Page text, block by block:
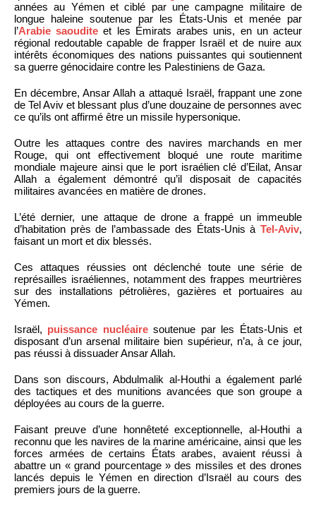
années au Yémen et ciblé par une campagne militaire de
longue haleine soutenue par les États-Unis et menée par
l’Arabie saoudite et les Émirats arabes unis, en un acteur
régional redoutable capable de frapper Israël et de nuire aux
intérêts économiques des nations puissantes qui soutiennent
sa guerre génocidaire contre les Palestiniens de Gaza.
En décembre, Ansar Allah a attaqué Israël, frappant une zone
de Tel Aviv et blessant plus d’une douzaine de personnes avec
ce qu’ils ont affirmé être un missile hypersonique.
Outre les attaques contre des navires marchands en mer
Rouge, qui ont effectivement bloqué une route maritime
mondiale majeure ainsi que le port israélien clé d’Eilat, Ansar
Allah a également démontré qu’il disposait de capacités
militaires avancées en matière de drones.
L’été dernier, une attaque de drone a frappé un immeuble
d’habitation près de l’ambassade des États-Unis à Tel-Aviv,
faisant un mort et dix blessés.
Ces attaques réussies ont déclenché toute une série de
représailles israéliennes, notamment des frappes meurtrières
sur des installations pétrolières, gazières et portuaires au
Yémen.
Israël, puissance nucléairesoutenue par les États-Unis et
disposant d’un arsenal militaire bien supérieur, n’a, à ce jour,
pas réussi à dissuader Ansar Allah.
Dans son discours, Abdulmalik al-Houthi a également parlé
des tactiques et des munitions avancées que son groupe a
déployées au cours de la guerre.
Faisant preuve d’une honnêteté exceptionnelle, al-Houthi a
reconnu que les navires de la marine américaine, ainsi que les
forces armées de certains États arabes, avaient réussi à
abattre un « grand pourcentage » des missiles et des drones
lancés depuis le Yémen en direction d’Israël au cours des
premiers jours de la guerre.